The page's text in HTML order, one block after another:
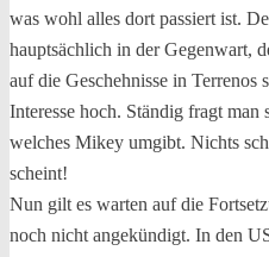
was wohl alles dort passiert ist.
hauptsächlich in der Gegenwart,
auf die Geschehnisse in Terrenos
Interesse hoch. Ständig fragt
welches Mikey umgibt. Nichts
scheint!
Nun gilt es warten auf die
noch nicht angekündigt. In den